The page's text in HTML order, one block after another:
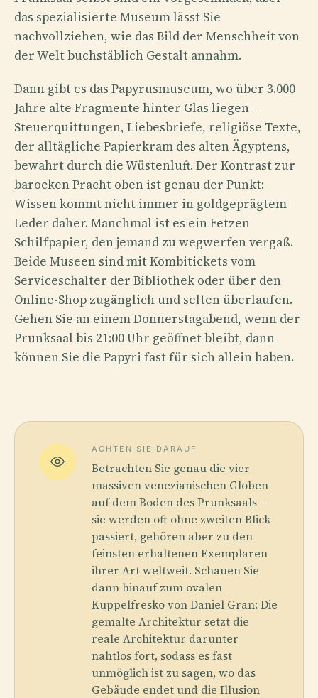
das spezialisierte Museum lässt Sie
nachvollziehen, wie das Bild der Menschheit von
der Welt buchstäblich Gestalt annahm.
Dann gibt es das Papyrusmuseum, wo über 3.000
Jahre alte Fragmente hinter Glas liegen –
Steuerquittungen, Liebesbriefe, religiöse Texte,
der alltägliche Papierkram des alten Ägyptens,
bewahrt durch die Wüstenluft. Der Kontrast zur
barocken Pracht oben ist genau der Punkt:
Wissen kommt nicht immer in goldgeprägtem
Leder daher. Manchmal ist es ein Fetzen
Schilfpapier, den jemand zu wegwerfen vergaß.
Beide Museen sind mit Kombitickets vom
Serviceschalter der Bibliothek oder über den
Online-Shop zugänglich und selten überlaufen.
Gehen Sie an einem Donnerstagabend, wenn der
Prunksaal bis 21:00 Uhr geöffnet bleibt, dann
können Sie die Papyri fast für sich allein haben.
ACHTEN SIE DARAUF
Betrachten Sie genau die vier
massiven venezianischen Globen
auf dem Boden des Prunksaals –
sie werden oft ohne zweiten Blick
passiert, gehören aber zu den
feinsten erhaltenen Exemplaren
ihrer Art weltweit. Schauen Sie
dann hinauf zum ovalen
Kuppelfresko von Daniel Gran: Die
gemalte Architektur setzt die
reale Architektur darunter
nahtlos fort, sodass es fast
unmöglich ist zu sagen, wo das
Gebäude endet und die Illusion